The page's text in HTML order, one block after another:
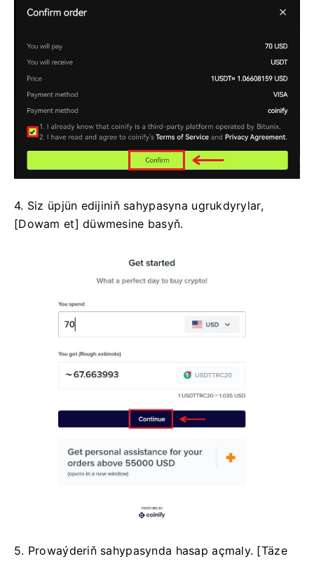
4. Siz üpjün edijiniň sahypasyna ugrukdyrylar,
[Dowam et] düwmesine basyň.
5. Prowaýderiň sahypasynda hasap açmaly. [Täze